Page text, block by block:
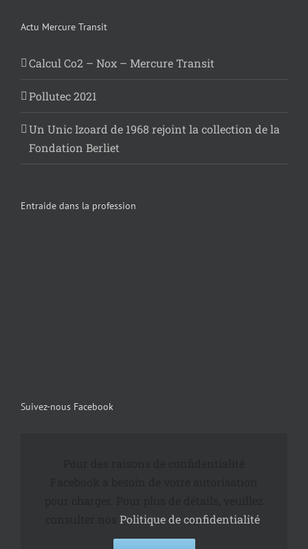
Actu Mercure Transit
Calcul Co2 – Nox – Mercure Transit
Pollutec 2021
Un Unic Izoard de 1968 rejoint la collection de la
Fondation Berliet
Entraide dans la profession
Suivez-nous Facebook
Politique de confidentialité